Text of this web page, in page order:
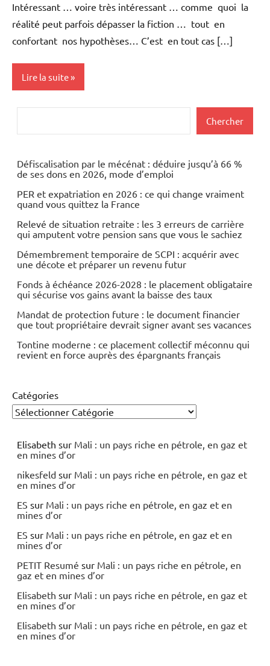
Intéressant … voire très intéressant … comme quoi la
réalité peut parfois dépasser la fiction … tout en
confortant nos hypothèses… C’est en tout cas […]
Lire la suite
Ecologie
Economie
Chercher
Défiscalisation par le mécénat : déduire jusqu’à 66 %
de ses dons en 2026, mode d’emploi
PER et expatriation en 2026 : ce qui change vraiment
quand vous quittez la France
Relevé de situation retraite : les 3 erreurs de carrière
qui amputent votre pension sans que vous le sachiez
Démembrement temporaire de SCPI : acquérir avec
une décote et préparer un revenu futur
Fonds à échéance 2026-2028 : le placement obligataire
qui sécurise vos gains avant la baisse des taux
Mandat de protection future : le document financier
que tout propriétaire devrait signer avant ses vacances
Tontine moderne : ce placement collectif méconnu qui
revient en force auprès des épargnants français
Catégories
Elisabeth sur Mali : un pays riche en pétrole, en gaz et
en mines d’or
nikesfeld sur Mali : un pays riche en pétrole, en gaz et
en mines d’or
ES sur Mali : un pays riche en pétrole, en gaz et en
mines d’or
ES sur Mali : un pays riche en pétrole, en gaz et en
mines d’or
PETIT Resumé sur Mali : un pays riche en pétrole, en
gaz et en mines d’or
Elisabeth sur Mali : un pays riche en pétrole, en gaz et
en mines d’or
Elisabeth sur Mali : un pays riche en pétrole, en gaz et
en mines d’or